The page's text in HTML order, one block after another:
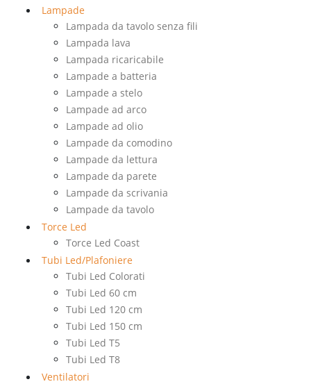
Lampade
Lampada da tavolo senza fili
Lampada lava
Lampada ricaricabile
Lampade a batteria
Lampade a stelo
Lampade ad arco
Lampade ad olio
Lampade da comodino
Lampade da lettura
Lampade da parete
Lampade da scrivania
Lampade da tavolo
Torce Led
Torce Led Coast
Tubi Led/Plafoniere
Tubi Led Colorati
Tubi Led 60 cm
Tubi Led 120 cm
Tubi Led 150 cm
Tubi Led T5
Tubi Led T8
Ventilatori